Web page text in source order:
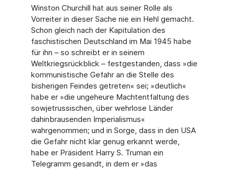
Winston Churchill hat aus seiner Rolle als
Vorreiter in dieser Sache nie ein Hehl gemacht.
Schon gleich nach der Kapitulation des
faschistischen Deutschland im Mai 1945 habe
für ihn – so schreibt er in seinem
Weltkriegsrückblick – festgestanden, dass »die
kommunistische Gefahr an die Stelle des
bisherigen Feindes getreten« sei; »deutlich«
habe er »die ungeheure Machtentfaltung des
sowjetrussischen, über wehrlose Länder
dahinbrausenden Imperialismus«
wahrgenommen; und in Sorge, dass in den USA
die Gefahr nicht klar genug erkannt werde,
habe er Präsident Harry S. Truman ein
Telegramm gesandt, in dem er »das